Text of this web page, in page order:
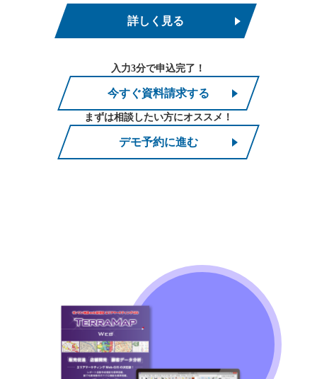
詳しく見る
入力3分で申込完了！
今すぐ資料請求する
まずは相談したい方にオススメ！
デモ予約に進む